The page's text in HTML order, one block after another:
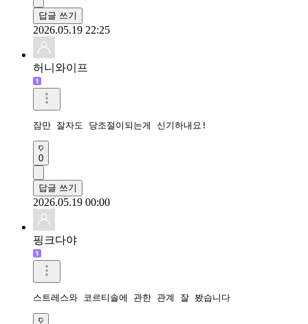
답글 쓰기
2026.05.19 22:25
허니와이프
잠만 잘자도 당조절이되는게 신기하내요!
0
답글 쓰기
2026.05.19 00:00
핑크다야
스트레스와 코르티솔에 관한 관계 잘 봤습니다